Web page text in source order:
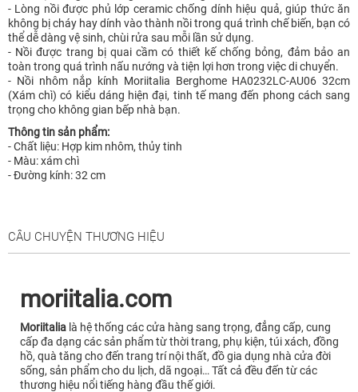
- Lòng nồi được phủ lớp ceramic chống dính hiệu quả, giúp thức ăn
không bị cháy hay dính vào thành nồi trong quá trình chế biến, bạn có
thể dễ dàng vệ sinh, chùi rửa sau mỗi lần sử dụng.
- Nồi được trang bị quai cầm có thiết kế chống bỏng, đảm bảo an
toàn trong quá trình nấu nướng và tiện lợi hơn trong việc di chuyển.
- Nồi nhôm nắp kính Moriitalia Berghome HA0232LC-AU06 32cm
(Xám chì) có kiểu dáng hiện đại, tinh tế mang đến phong cách sang
trọng cho không gian bếp nhà bạn.
Thông tin sản phẩm:
- Chất liệu: Hợp kim nhôm, thủy tinh
- Màu: xám chì
- Đường kính: 32 cm
CÂU CHUYỆN THƯƠNG HIỆU
moriitalia.com
Moriitalia là hệ thống các cửa hàng sang trọng, đẳng cấp, cung
cấp đa dạng các sản phẩm từ thời trang, phụ kiện, túi xách, đồng
hồ, quà tăng cho đến trang trí nội thất, đồ gia dụng nhà cửa đời
sống, sản phẩm cho du lịch, dã ngoại… Tất cả đều đến từ các
thương hiệu nổi tiếng hàng đầu thế giới.